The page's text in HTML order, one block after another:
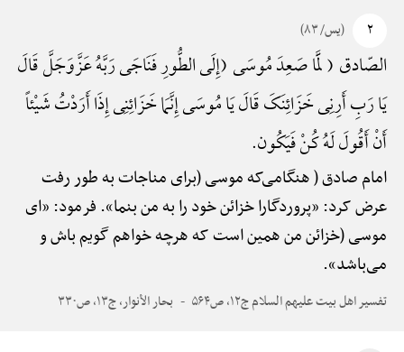
۲ (یس/ ۸۳)
الصّادق ( لَمَّا صَعِدَ مُوسَی (إِلَی الطُّورِ فَنَاجَی رَبَّهُ عَزَّوَجَلَّ قَالَ
یَا رَبِ أَرِنِی خَزَائِنَکَ قَالَ یَا مُوسَی إِنَّمَا خَزَائِنِی إِذَا أَرَدْتُ شَیْئاً
أَنْ أَقُولَ لَهُ کُنْ فَیَکُون.
امام صادق ( هنگامی‌که موسی (برای مناجات به طور رفت
عرض کرد: «پروردگارا خزائن خود را به من بنما». فرمود: «ای
موسی (خزائن من همین است که هرچه خواهم گویم باش و
می‌باشد».
تفسیر اهل بیت علیهم السلام ج۱۲، ص۵۶۴ بحار الأنوار، ج۱۳، ص۳۳۰